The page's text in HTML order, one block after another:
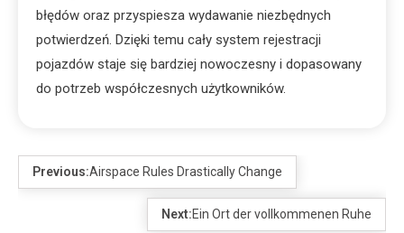
błędów oraz przyspiesza wydawanie niezbędnych
potwierdzeń. Dzięki temu cały system rejestracji
pojazdów staje się bardziej nowoczesny i dopasowany
do potrzeb współczesnych użytkowników.
Previous:Airspace Rules Drastically Change
Next:Ein Ort der vollkommenen Ruhe